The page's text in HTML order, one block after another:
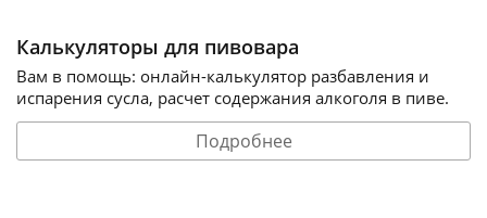
Калькуляторы для пивовара
Вам в помощь: онлайн-калькулятор разбавления и
испарения сусла, расчет содержания алкоголя в пиве.
Подробнее